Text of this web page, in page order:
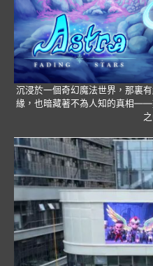
沉浸於一個奇幻魔法世界，那裏
緣，也暗藏著不為人知的真相——